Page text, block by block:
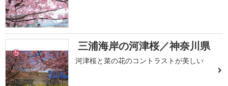
5 三浦海岸の河津桜／神奈川県
河津桜と菜の花のコントラストが美しい